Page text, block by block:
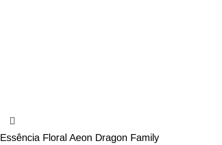
Essência Floral Aeon Dragon Family